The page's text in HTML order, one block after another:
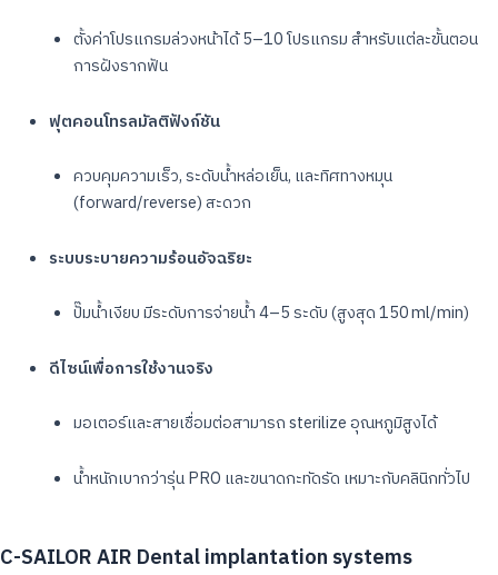
ตั้งค่าโปรแกรมล่วงหน้าได้ 5–10 โปรแกรม สำหรับแต่ละขั้นตอน
การฝังรากฟัน
ฟุตคอนโทรลมัลติฟังก์ชัน
ควบคุมความเร็ว, ระดับน้ำหล่อเย็น, และทิศทางหมุน
(forward/reverse) สะดวก
ระบบระบายความร้อนอัจฉริยะ
ปั๊มน้ำเงียบ มีระดับการจ่ายน้ำ 4–5 ระดับ (สูงสุด 150 ml/min)
ดีไซน์เพื่อการใช้งานจริง
มอเตอร์และสายเชื่อมต่อสามารถ sterilize อุณหภูมิสูงได้
น้ำหนักเบากว่ารุ่น PRO และขนาดกะทัดรัด เหมาะกับคลินิกทั่วไป
C-SAILOR AIR Dental implantation systems